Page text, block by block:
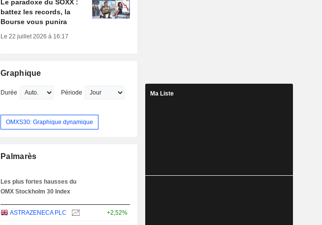
Le paradoxe du SOXX :
battez les records, la
Bourse vous punira
Le 22 juillet 2026 à 16:17
Graphique
Durée Période
OMXS30: Graphique dynamique
Palmarès
Les plus fortes hausses du
OMX Stockholm 30 Index
ASTRAZENECA PLC +2,52%
Ma Liste